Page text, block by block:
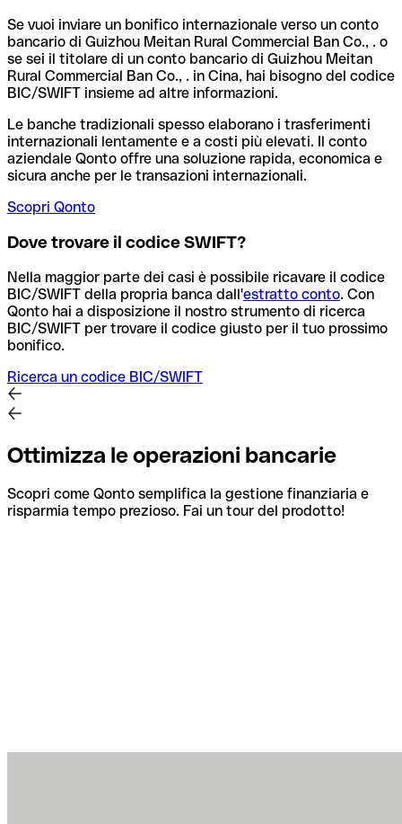
Se vuoi inviare un bonifico internazionale verso un conto
bancario di Guizhou Meitan Rural Commercial Ban Co., . o
se sei il titolare di un conto bancario di Guizhou Meitan
Rural Commercial Ban Co., . in Cina, hai bisogno del codice
BIC/SWIFT insieme ad altre informazioni.
Le banche tradizionali spesso elaborano i trasferimenti
internazionali lentamente e a costi più elevati. Il conto
aziendale Qonto offre una soluzione rapida, economica e
sicura anche per le transazioni internazionali.
Scopri Qonto
Dove trovare il codice SWIFT?
Nella maggior parte dei casi è possibile ricavare il codice
BIC/SWIFT della propria banca dall'estratto conto. Con
Qonto hai a disposizione il nostro strumento di ricerca
BIC/SWIFT per trovare il codice giusto per il tuo prossimo
bonifico.
Ricerca un codice BIC/SWIFT
Ottimizza le operazioni bancarie
Scopri come Qonto semplifica la gestione finanziaria e
risparmia tempo prezioso. Fai un tour del prodotto!